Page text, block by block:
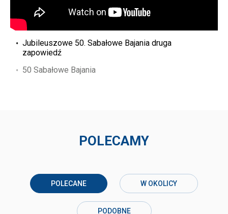
Jubileuszowe 50. Sabałowe Bajania druga
zapowiedź
50 Sabałowe Bajania
POLECAMY
POLECANE W OKOLICY
PODOBNE